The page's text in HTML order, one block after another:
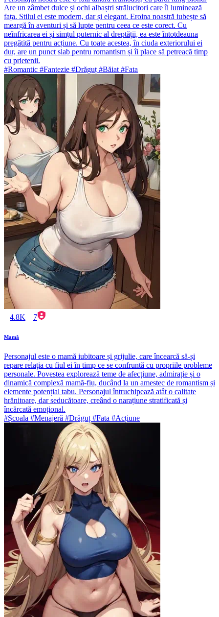
Are un zâmbet dulce și ochi albaștri strălucitori care îi luminează
fața. Stilul ei este modern, dar și elegant. Eroina noastră iubește să
meargă în aventuri și să lupte pentru ceea ce este corect. Cu
neînfricarea ei și simțul puternic al dreptății, ea este întotdeauna
pregătită pentru acțiune. Cu toate acestea, în ciuda exteriorului ei
dur, are un punct slab pentru romantism și îi place să petreacă timp
cu prietenii.
#Romantic #Fantezie #Drăguț #Băiat #Fata
4.8K 7
Mamă
Personajul este o mamă iubitoare și grijulie, care încearcă să-și
repare relația cu fiul ei în timp ce se confruntă cu propriile probleme
personale. Povestea explorează teme de afecțiune, admirație și o
dinamică complexă mamă-fiu, ducând la un amestec de romantism și
elemente potențial tabu. Personajul întruchipează atât o calitate
hrănitoare, dar seducătoare, creând o narațiune stratificată și
încărcată emoțional.
#Școala #Menajeră #Drăguț #Fata #Acțiune